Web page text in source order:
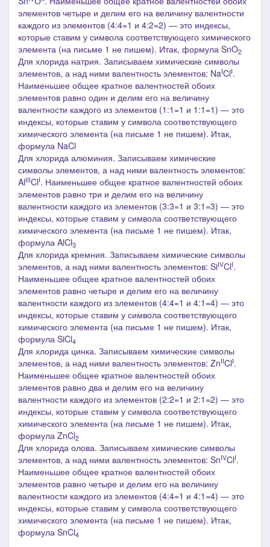
элементов четыре и делим его на величину валентности
каждого из элементов (4:4=1 и 4:2=2) ― это индексы,
которые ставим у символа соответствующего химического
элемента (на письме 1 не пишем). Итак, формула SnO2
Для хлорида натрия. Записываем химические символы
элементов, а над ними валентность элементов: NaIClI.
Наименьшее общее кратное валентностей обоих
элементов равно один и делим его на величину
валентности каждого из элементов (1:1=1 и 1:1=1) ― это
индексы, которые ставим у символа соответствующего
химического элемента (на письме 1 не пишем). Итак,
формула NaCl
Для хлорида алюминия. Записываем химические
символы элементов, а над ними валентность элементов:
AlIIIClI. Наименьшее общее кратное валентностей обоих
элементов равно три и делим его на величину
валентности каждого из элементов (3:3=1 и 3:1=3) ― это
индексы, которые ставим у символа соответствующего
химического элемента (на письме 1 не пишем). Итак,
формула AlCl3
Для хлорида кремния. Записываем химические символы
элементов, а над ними валентность элементов: SiIVClI.
Наименьшее общее кратное валентностей обоих
элементов равно четыре и делим его на величину
валентности каждого из элементов (4:4=1 и 4:1=4) ― это
индексы, которые ставим у символа соответствующего
химического элемента (на письме 1 не пишем). Итак,
формула SiCl4
Для хлорида цинка. Записываем химические символы
элементов, а над ними валентность элементов: ZnIIClI.
Наименьшее общее кратное валентностей обоих
элементов равно два и делим его на величину
валентности каждого из элементов (2:2=1 и 2:1=2) ― это
индексы, которые ставим у символа соответствующего
химического элемента (на письме 1 не пишем). Итак,
формула ZnCl2
Для хлорида олова. Записываем химические символы
элементов, а над ними валентность элементов: SnIVClI.
Наименьшее общее кратное валентностей обоих
элементов равно четыре и делим его на величину
валентности каждого из элементов (4:4=1 и 4:1=4) ― это
индексы, которые ставим у символа соответствующего
химического элемента (на письме 1 не пишем). Итак,
формула SnCl4